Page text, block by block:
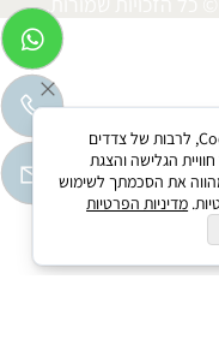
לידיעתך, באתרנו נעשה שימוש בקבצי Cookies, לרבות של צדדים
הגלישה והצגת
את הסכמתך לשימוש
מדיניות הפרטיות